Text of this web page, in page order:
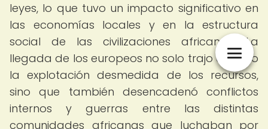
leyes, lo que tuvo un impacto significativo en
las economías locales y en la estructura
social de las civilizaciones africanas. La
llegada de los europeos no solo trajo consigo
la explotación desmedida de los recursos,
sino que también desencadenó conflictos
internos y guerras entre las distintas
comunidades africanas que luchaban por